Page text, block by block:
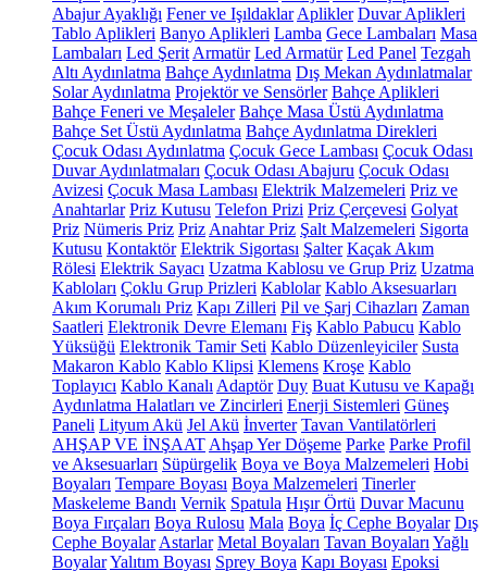
Abajur Ayaklığı Fener ve Işıldaklar Aplikler Duvar Aplikleri
Tablo Aplikleri Banyo Aplikleri Lamba Gece Lambaları Masa
Lambaları Led Şerit Armatür Led Armatür Led Panel Tezgah
Altı Aydınlatma Bahçe Aydınlatma Dış Mekan Aydınlatmalar
Solar Aydınlatma Projektör ve Sensörler Bahçe Aplikleri
Bahçe Feneri ve Meşaleler Bahçe Masa Üstü Aydınlatma
Bahçe Set Üstü Aydınlatma Bahçe Aydınlatma Direkleri
Çocuk Odası Aydınlatma Çocuk Gece Lambası Çocuk Odası
Duvar Aydınlatmaları Çocuk Odası Abajuru Çocuk Odası
Avizesi Çocuk Masa Lambası Elektrik Malzemeleri Priz ve
Anahtarlar Priz Kutusu Telefon Prizi Priz Çerçevesi Golyat
Priz Nümeris Priz Priz Anahtar Priz Şalt Malzemeleri Sigorta
Kutusu Kontaktör Elektrik Sigortası Şalter Kaçak Akım
Rölesi Elektrik Sayacı Uzatma Kablosu ve Grup Priz Uzatma
Kabloları Çoklu Grup Prizleri Kablolar Kablo Aksesuarları
Akım Korumalı Priz Kapı Zilleri Pil ve Şarj Cihazları Zaman
Saatleri Elektronik Devre Elemanı Fiş Kablo Pabucu Kablo
Yüksüğü Elektronik Tamir Seti Kablo Düzenleyiciler Susta
Makaron Kablo Kablo Klipsi Klemens Kroşe Kablo
Toplayıcı Kablo Kanalı Adaptör Duy Buat Kutusu ve Kapağı
Aydınlatma Halatları ve Zincirleri Enerji Sistemleri Güneş
Paneli Lityum Akü Jel Akü İnverter Tavan Vantilatörleri
AHŞAP VE İNŞAAT Ahşap Yer Döşeme Parke Parke Profil
ve Aksesuarları Süpürgelik Boya ve Boya Malzemeleri Hobi
Boyaları Tempare Boyası Boya Malzemeleri Tinerler
Maskeleme Bandı Vernik Spatula Hışır Örtü Duvar Macunu
Boya Fırçaları Boya Rulosu Mala Boya İç Cephe Boyalar Dış
Cephe Boyalar Astarlar Metal Boyaları Tavan Boyaları Yağlı
BoyalarYalıtım Boyası Sprey Boya Kapı Boyası Epoksi